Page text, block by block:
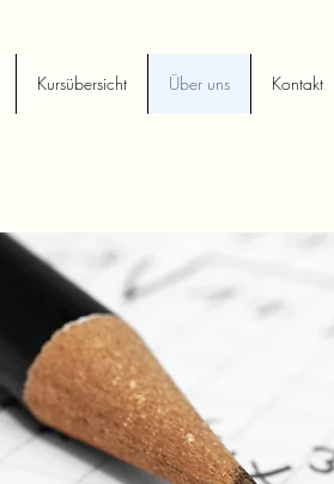
Kursübersicht Über uns Kontakt